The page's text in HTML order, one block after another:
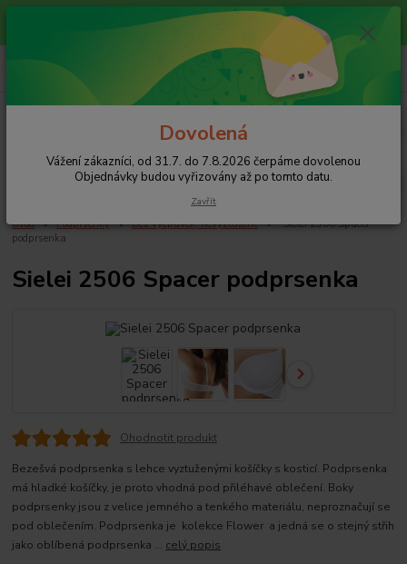
Vážení zákazníci, od 31.7. do 7.8.2026 čerpáme dovolenou
Objednávky budou vyřizovány až po tomto datu.
+420 608 754 282
pište email, pokud nezvedám tel.
Úvod Podprsenky Bez vycpávek, nevyztužené
Sielei 2506 Spacer
podprsenka
Sielei 2506 Spacer podprsenka
Ohodnotit produkt
Bezešvá podprsenka s lehce vyztuženými košíčky s kosticí. Podprsenka
má hladké košíčky, je proto vhodná pod přiléhavé oblečení. Boky
podprsenky jsou z velice jemného a tenkého materiálu, neproznačují se
pod oblečením. Podprsenka je kolekce Flower a jedná se o stejný střih
jako oblíbená podprsenka ... celý popis
Dovolená
Vážení zákazníci, od 31.7. do 7.8.2026 čerpáme dovolenou
Objednávky budou vyřizovány až po tomto datu.
Zavřít